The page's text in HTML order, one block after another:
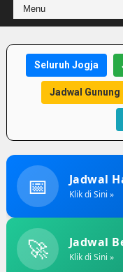
Seluruh Jogja
Jadwal Gunung
📅 Jadwal
Klik di Sini »
🚀 Jadwal
Klik di Sini »